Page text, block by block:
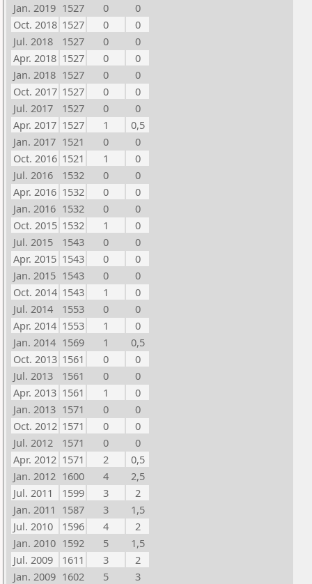
Jan. 2019 1527 0
0
Oct. 2018 1527 0
0
Jul. 2018
1527 0
0
Apr. 2018 1527 0
0
Jan. 2018 1527 0
0
Oct. 2017 1527 0
0
Jul. 2017
1527 0
0
Apr. 2017 1527 1
0,5
Jan. 2017 1521 0
0
Oct. 2016 1521 1
0
Jul. 2016
1532 0
0
Apr. 2016 1532 0
0
Jan. 2016 1532 0
0
Oct. 2015 1532 1
0
Jul. 2015
1543 0
0
Apr. 2015 1543 0
0
Jan. 2015 1543 0
0
Oct. 2014 1543 1
0
Jul. 2014
1553 0
0
Apr. 2014 1553 1
0
Jan. 2014 1569 1
0,5
Oct. 2013 1561 0
0
Jul. 2013
1561 0
0
Apr. 2013 1561 1
0
Jan. 2013 1571 0
0
Oct. 2012 1571 0
0
Jul. 2012
1571 0
0
Apr. 2012 1571 2
0,5
Jan. 2012 1600 4
2,5
Jul. 2011
1599 3
2
Jan. 2011 1587 3
1,5
Jul. 2010
1596 4
2
Jan. 2010 1592 5
1,5
Jul. 2009
1611 3
2
Jan. 2009 1602 5
3